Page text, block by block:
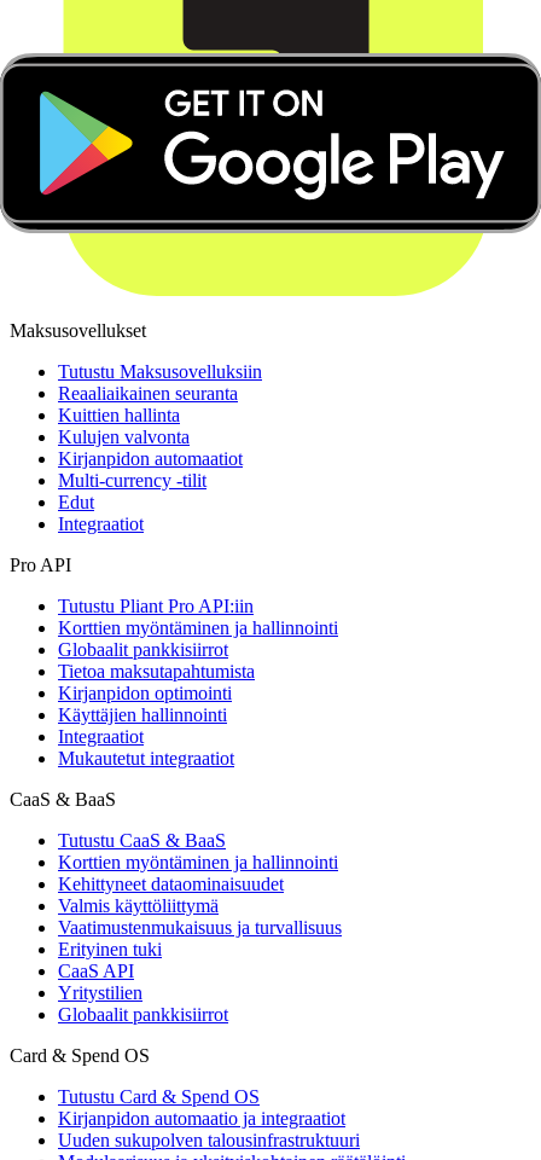
Maksusovellukset
Tutustu Maksusovelluksiin
Reaaliaikainen seuranta
Kuittien hallinta
Kulujen valvonta
Kirjanpidon automaatiot
Multi-currency -tilit
Edut
Integraatiot
Pro API
Tutustu Pliant Pro API:iin
Korttien myöntäminen ja hallinnointi
Globaalit pankkisiirrot
Tietoa maksutapahtumista
Kirjanpidon optimointi
Käyttäjien hallinnointi
Integraatiot
Mukautetut integraatiot
CaaS & BaaS
Tutustu CaaS & BaaS
Korttien myöntäminen ja hallinnointi
Kehittyneet dataominaisuudet
Valmis käyttöliittymä
Vaatimustenmukaisuus ja turvallisuus
Erityinen tuki
CaaS API
Yritystilien
Globaalit pankkisiirrot
Card & Spend OS
Tutustu Card & Spend OS
Kirjanpidon automaatio ja integraatiot
Uuden sukupolven talousinfrastruktuuri